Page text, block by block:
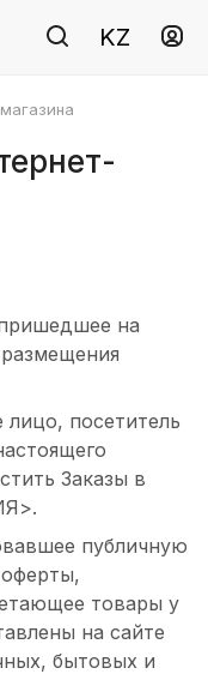
KZ
на
посетитель
Заказы в
публичную
товары у
на сайте
бытовых и